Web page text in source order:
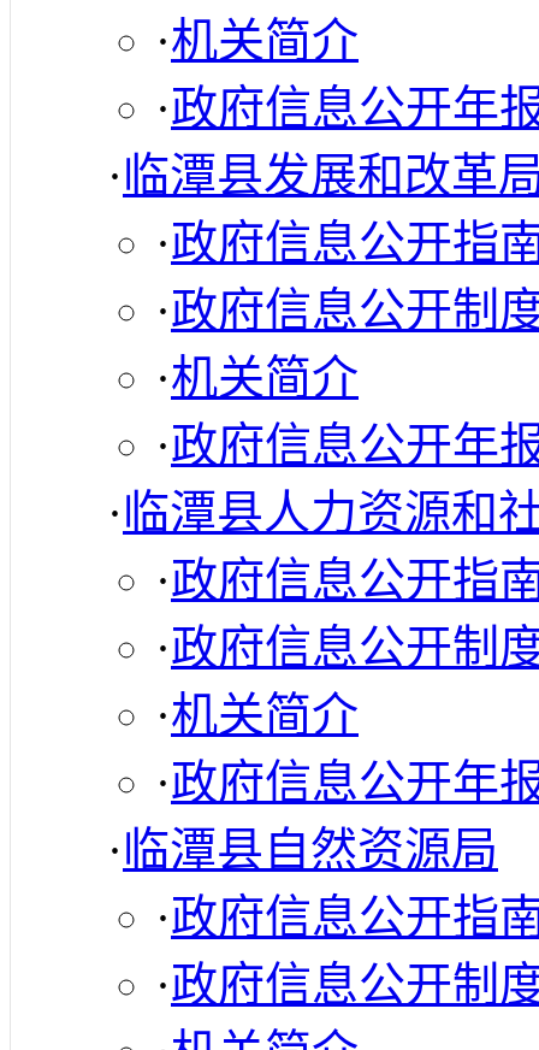
·机关简介
·政府信息公开年
·临潭县发展和改革
·政府信息公开指
·政府信息公开制
·机关简介
·政府信息公开年
·临潭县人力资源和
·政府信息公开指
·政府信息公开制
·机关简介
·政府信息公开年
·临潭县自然资源局
·政府信息公开指
·政府信息公开制